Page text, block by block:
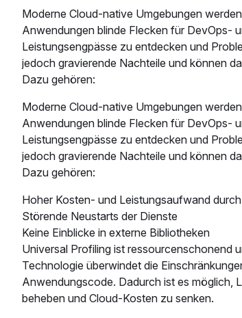
Moderne Cloud-native Umgebungen
Anwendungen blinde Flecken für DevOps-
Leistungsengpässe zu entdecken und
jedoch gravierende Nachteile und können
Dazu gehören:
Moderne Cloud-native Umgebungen
Anwendungen blinde Flecken für DevOps-
Leistungsengpässe zu entdecken und
jedoch gravierende Nachteile und können
Dazu gehören:
Hoher Kosten- und Leistungsaufwand
Störende Neustarts der Dienste
Keine Einblicke in externe Bibliotheken
Universal Profiling ist ressourcenschonend
Technologie überwindet die
Anwendungscode. Dadurch ist es möglich,
beheben und Cloud-Kosten zu senken.